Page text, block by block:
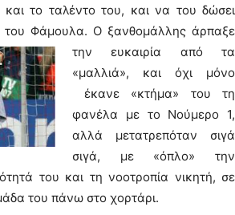
και το ταλέντο του, και να του δώσει
του Φάμουλα. Ο ξανθομάλλης άρπαξε
την ευκαιρία από τα
«μαλλιά», και όχι μόνο
έκανε «κτήμα» του τη
φανέλα με το Νούμερο 1,
αλλά μετατρεπόταν σιγά
σιγά, με «όπλο» την
του και τη νοοτροπία νικητή, σε
του πάνω στο χορτάρι.